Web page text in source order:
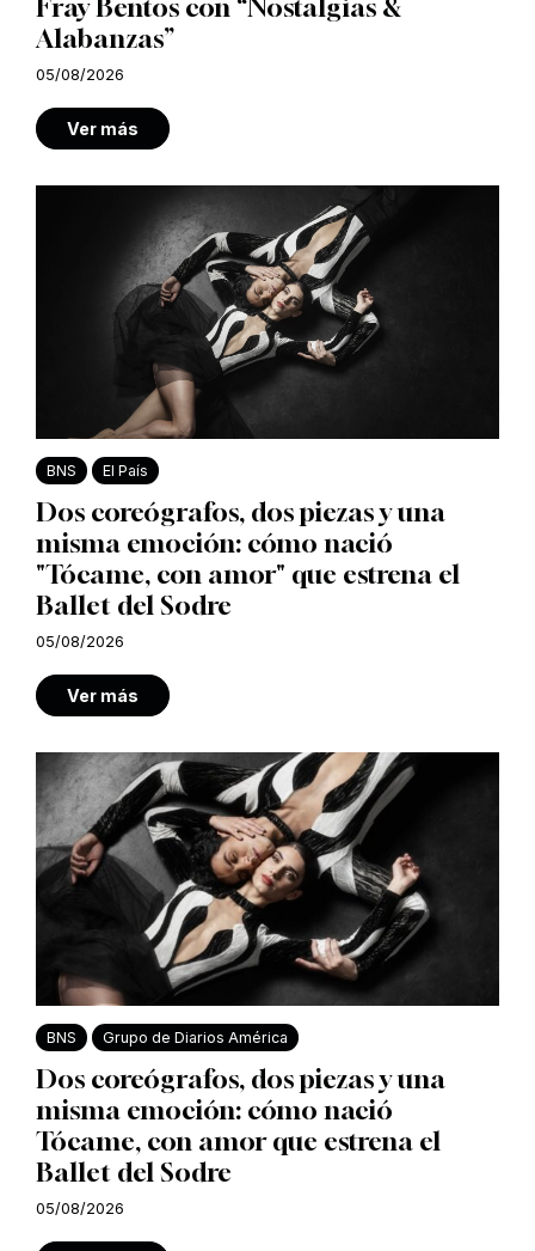
Fray Bentos con “Nostalgias &
Alabanzas”
05/08/2026
Ver más
BNS El País
Dos coreógrafos, dos piezas y una
misma emoción: cómo nació
"Tócame, con amor" que estrena el
Ballet del Sodre
05/08/2026
Ver más
BNS Grupo de Diarios América
Dos coreógrafos, dos piezas y una
misma emoción: cómo nació
Tócame, con amor que estrena el
Ballet del Sodre
05/08/2026